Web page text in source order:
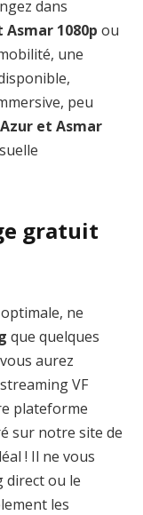
dans
Asmar 1080p ou
une
peu
Azur et Asmar
gratuit
ne
que quelques
aurez
VF
plateforme
sur notre site de
! Il ne vous
direct ou le
les